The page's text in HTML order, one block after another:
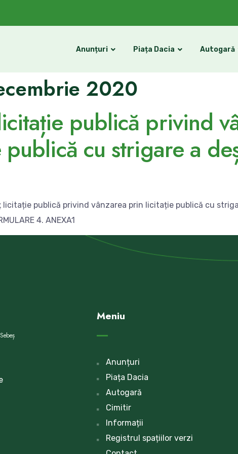
Anunțuri Piața Dacia Autogară
2020
publică privind
publică cu strigare a
publică privind vânzarea prin licitație publică cu
4. ANEXA1
Meniu
Anunțuri
Piața Dacia
Autogară
Cimitir
Informații
Registrul spațiilor verzi